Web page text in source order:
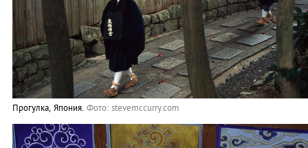
Прогулка, Япония. Фото: stevemccurry.com